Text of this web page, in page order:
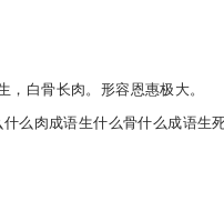
白骨长肉。形容恩惠极大。
么肉成语生什么骨什么成语生